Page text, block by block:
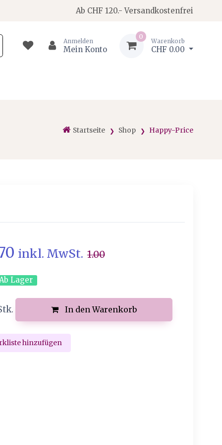
Ab CHF 120.- Versandkostenfrei
Anmelden
Mein Konto
0
Warenkorb
CHF 0.00
Startseite Shop Happy-Price
inkl. MwSt. 1.00
Lager
In den Warenkorb
hinzufügen